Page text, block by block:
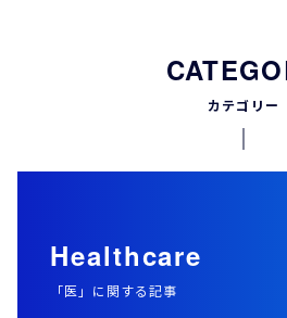
カテゴリー
Healthcare
「医」に関する記事